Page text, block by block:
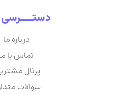
درباره ما
تماس با ما
پرتال
سوالات